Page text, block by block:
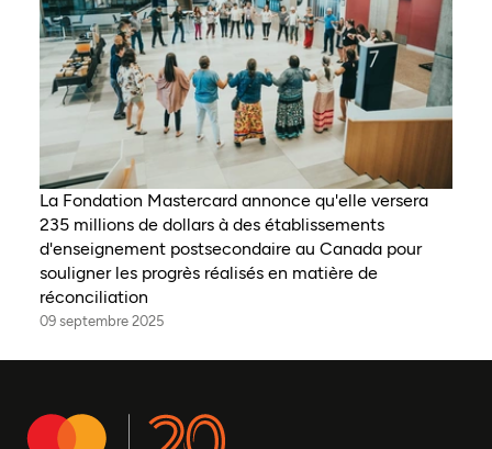
La Fondation Mastercard annonce qu'elle versera
235 millions de dollars à des établissements
d'enseignement postsecondaire au Canada pour
souligner les progrès réalisés en matière de
réconciliation
09 septembre 2025